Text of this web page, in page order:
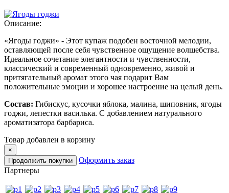
Описание:
«Ягоды годжи» - Этот купаж подобен восточной мелодии,
оставляющей после себя чувственное ощущение волшебства.
Идеальное сочетание элегантности и чувственности,
классический и современный одновременно, живой и
притягательный аромат этого чая подарит Вам
положительные эмоции и хорошее настроение на целый день.
Состав: Гибискус, кусочки яблока, малина, шиповник, ягоды
годжи, лепестки василька. С добавлением натурального
ароматизатора барбариса.
Товар добавлен в корзину
×
Продолжить покупки
Оформить заказ
Партнеры